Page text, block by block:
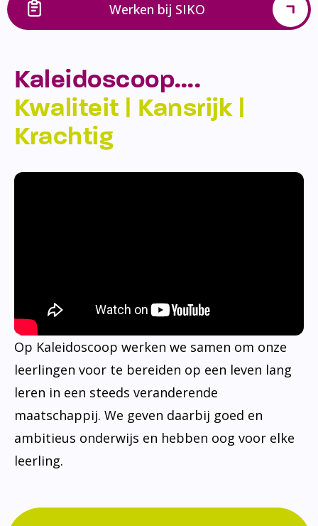
Werken bij SIKO
Kaleidoscoop….
Kwaliteit | Kansrijk |
Krachtig
Op Kaleidoscoop werken we samen om onze
leerlingen voor te bereiden op een leven lang
leren in een steeds veranderende
maatschappij. We geven daarbij goed en
ambitieus onderwijs en hebben oog voor elke
leerling.